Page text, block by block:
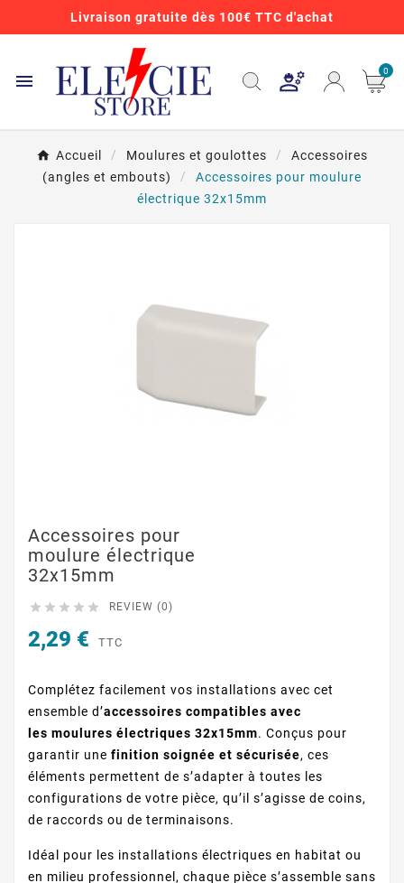
Livraison gratuite dès 100€ TTC d'achat
 0
Accueil Moulures et goulottes
Accessoires
(angles et embouts)
Accessoires pour moulure
électrique 32x15mm
Accessoires pour
moulure électrique
32x15mm
     REVIEW (0)
2,29 € TTC
Complétez facilement vos installations avec cet
ensemble d’accessoires compatibles avec
les moulures électriques 32x15mm. Conçus pour
garantir une finition soignée et sécurisée, ces
éléments permettent de s’adapter à toutes les
configurations de votre pièce, qu’il s’agisse de coins,
de raccords ou de terminaisons.
Idéal pour les installations électriques en habitat ou
en milieu professionnel, chaque pièce s’assemble sans